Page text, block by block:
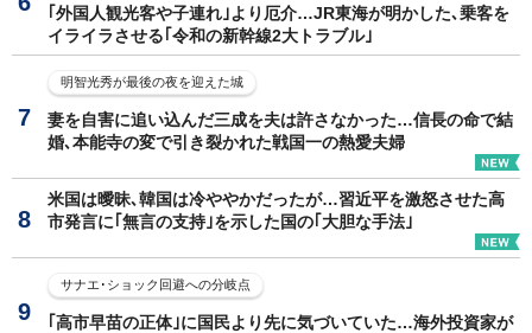
｢外国人観光客や子連れ｣より厄介…JR東海が明かした､乗客を
イライラさせる｢令和の新幹線2大トラブル｣
明智光秀が最後の夜を迎えた城
妻を自害に追い込んだ三成を夫は許さなかった…信長の命で結
婚､本能寺の変で引き裂かれた戦国一の熱愛夫婦
米国は曖昧､韓国は冷ややかだったが…習近平を激怒させた高
市発言に｢無言の支持｣を示した国の｢大胆な手法｣
サナエ･ショック回避への分岐点
｢高市早苗の正体｣に国民より先に気づいていた…海外投資家が